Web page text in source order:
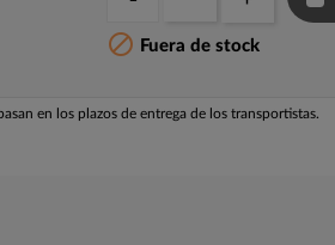
 Fuera de stock
en los plazos de entrega de los transportistas.